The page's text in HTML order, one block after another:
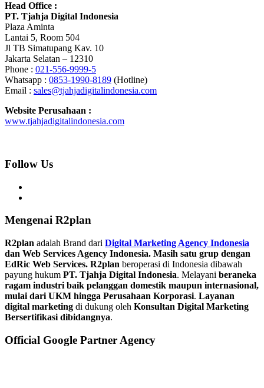
Head Office :
PT. Tjahja Digital Indonesia
Plaza Aminta
Lantai 5, Room 504
Jl TB Simatupang Kav. 10
Jakarta Selatan – 12310
Phone : 021-556-9999-5
Whatsapp : 0853-1990-8189 (Hotline)
Email : sales@tjahjadigitalindonesia.com
Website Perusahaan :
www.tjahjadigitalindonesia.com
Follow Us
Mengenai R2plan
R2plan adalah Brand dari Digital Marketing Agency Indonesia
dan Web Services Agency Indonesia. Masih satu grup dengan
EdRic Web Services. R2plan beroperasi di Indonesia dibawah
payung hukum PT. Tjahja Digital Indonesia. Melayani beraneka
ragam industri baik pelanggan domestik maupun internasional,
mulai dari UKM hingga Perusahaan Korporasi. Layanan
digital marketing di dukung oleh Konsultan Digital Marketing
Bersertifikasi dibidangnya.
Official Google Partner Agency